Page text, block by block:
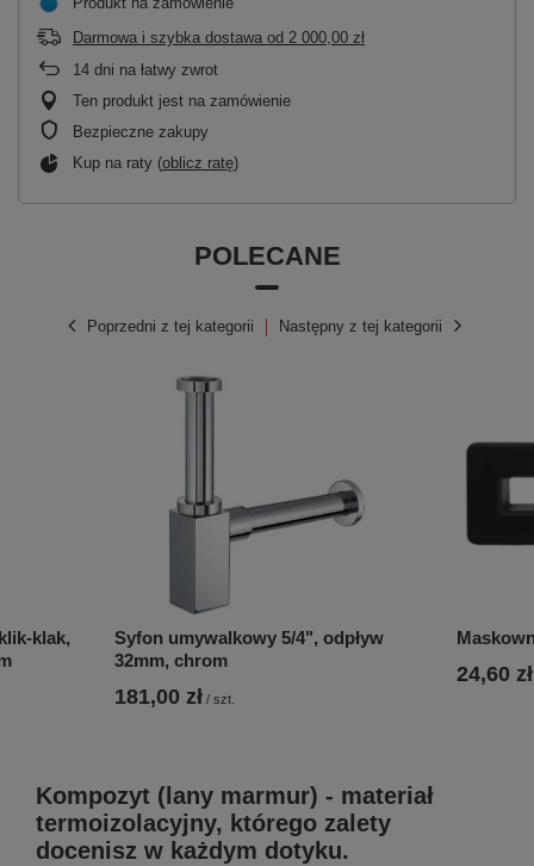
Darmowa i szybka dostawa od 2 000,00 zł
14 dni na łatwy zwrot
Ten produkt jest na zamówienie
Bezpieczne zakupy
Kup na raty (oblicz ratę)
POLECANE
Poprzedni z tej kategorii
klak,
Syfon umywalkowy 5/4", odpływ
32mm, chrom
181,00 zł / szt.
24,60 zł
Następny z tej kategorii
Kompozyt (lany marmur) - materiał
termoizolacyjny, którego zalety
docenisz w każdym dotyku.